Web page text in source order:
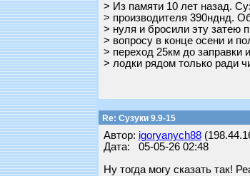
> Из памяти 10 лет назад.
> производителя 390нднд.
> нуля и бросили эту затею
> вопросу в конце осени и
> переход 25км до заправки
> лодки рядом только ради
Re: Сузуки 9.9-15
Автор: igoryanych88
Дата: 05-05-26 02:48
Ну тогда могу сказать так!